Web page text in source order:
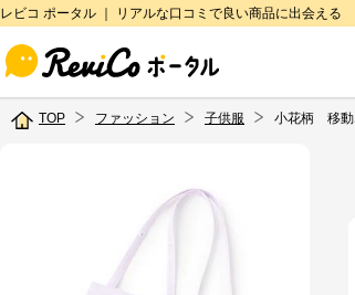
レビコ ポータル ｜ リアルな口コミで良い商品に出会える
TOP ファッション 子供服 小花柄 移動